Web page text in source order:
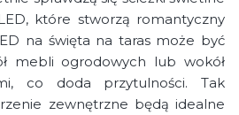
które stworzą romantyczny
na święta na taras może być
mebli ogrodowych lub wokół
co doda przytulności. Tak
zewnętrzne będą idealne